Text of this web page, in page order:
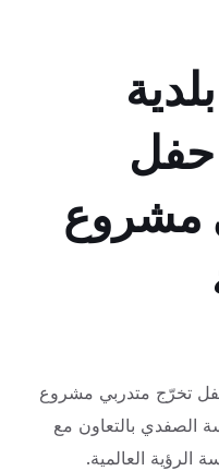
مشروع
تخرّج متدربي مشروع
الصفدي بالتعاون مع
الرؤية العالمية.